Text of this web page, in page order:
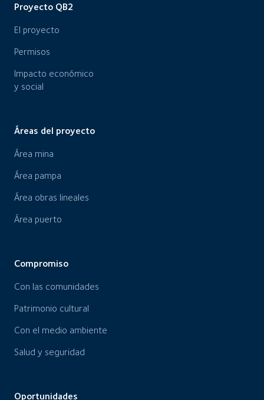
Proyecto QB2
El proyecto
Permisos
Impacto económico
y social
Áreas del proyecto
Área mina
Área pampa
Área obras lineales
Área puerto
Compromiso
Con las comunidades
Patrimonio cultural
Con el medio ambiente
Salud y seguridad
Oportunidades